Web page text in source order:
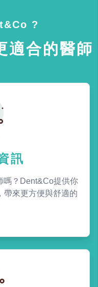
?
適合的醫師
訊
嗎？Dent&Co提供你
帶來更方便與舒適的